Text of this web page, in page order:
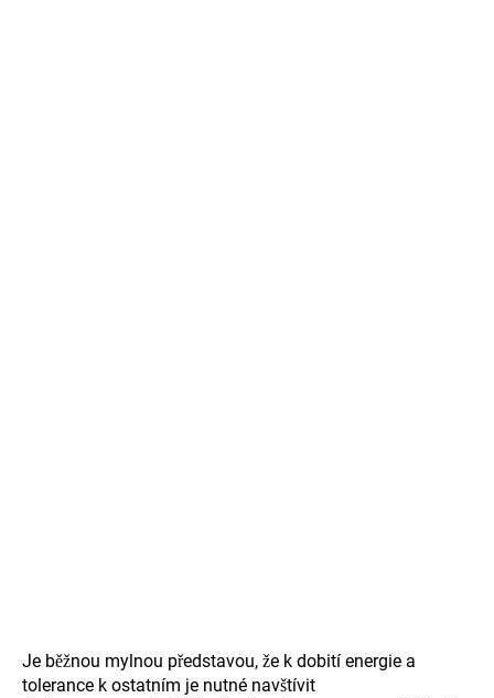
Je běžnou mylnou představou, že k dobití energie a
tolerance k ostatním je nutné navštívit